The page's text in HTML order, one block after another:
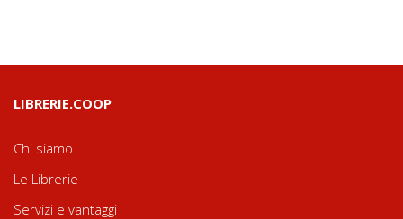
LIBRERIE.COOP
Chi siamo
Le Librerie
Servizi e vantaggi